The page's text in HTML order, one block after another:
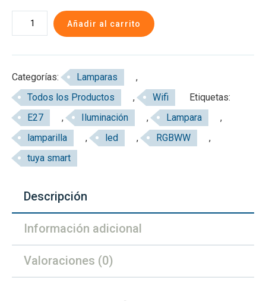
era:
es:
Lámpara
Led
cantidad
Añadir al carrito
Categorías: Lamparas
,
Todos los Productos
, Wifi
Etiquetas:
E27
, Iluminación , Lampara
,
lamparilla
, led , RGBWW
,
tuya smart
Descripción
Información adicional
Valoraciones (0)